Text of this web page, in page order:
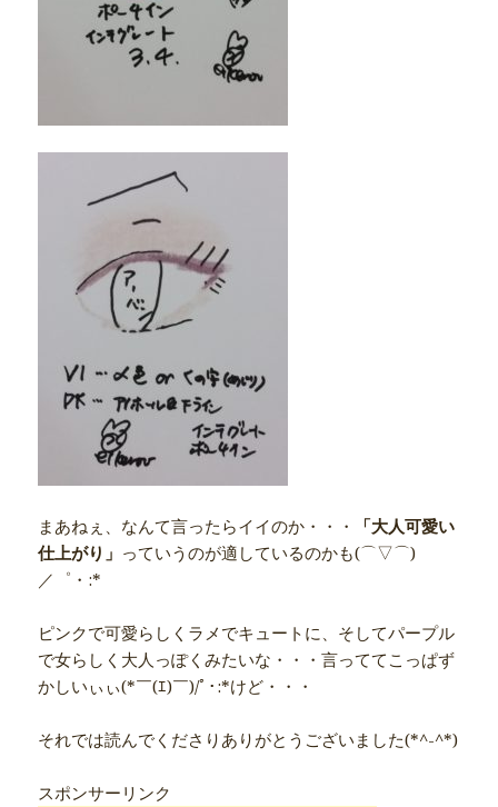
まあねぇ、なんて言ったらイイのか・・・
「大人可愛い
仕上がり」 っていうのが適しているのかも(⌒▽⌒)
／゜・:*
ピンクで可愛らしくラメでキュートに、そしてパープル
で女らしく大人っぽくみたいな・・・言っててこっぱず
かしいぃぃ(*￣(ｴ)￣)/ﾟ･:*けど・・・
それでは読んでくださりありがとうございました(*^-^*)
スポンサーリンク